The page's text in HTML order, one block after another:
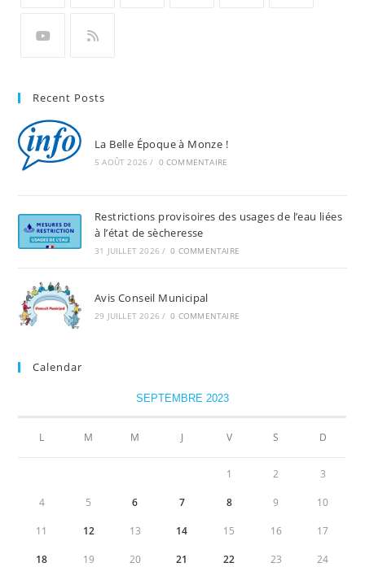
Recent Posts
La Belle Époque à Monze !
5 AOÛT 2026 / 0 COMMENTAIRE
Restrictions provisoires des usages de l’eau liées
à l’état de sècheresse
31 JUILLET 2026 / 0 COMMENTAIRE
Avis Conseil Municipal
29 JUILLET 2026 / 0 COMMENTAIRE
Calendar
SEPTEMBRE 2023
L M M J V S D
1 2 3
4 5 6 7 8 9 10
11 12 13 14 15 16 17
18 19 20 21 22 23 24